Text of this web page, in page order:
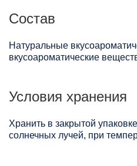
Состав
Натуральные
вкусоароматические
Условия хранения
Хранить в закрытой
солнечных лучей, при